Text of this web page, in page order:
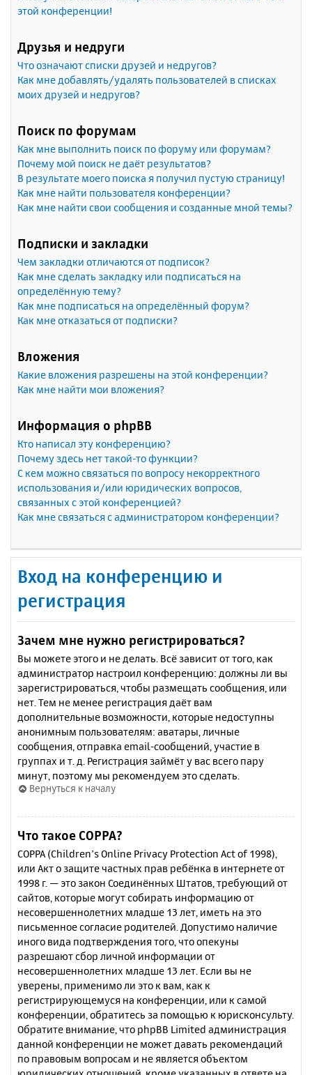
этой конференции!
Друзья и недруги
Что означают списки друзей и недругов?
Как мне добавлять/удалять пользователей в списках
моих друзей и недругов?
Поиск по форумам
Как мне выполнить поиск по форуму или форумам?
Почему мой поиск не даёт результатов?
В результате моего поиска я получил пустую страницу!
Как мне найти пользователя конференции?
Как мне найти свои сообщения и созданные мной темы?
Подписки и закладки
Чем закладки отличаются от подписок?
Как мне сделать закладку или подписаться на
определённую тему?
Как мне подписаться на определённый форум?
Как мне отказаться от подписки?
Вложения
Какие вложения разрешены на этой конференции?
Как мне найти мои вложения?
Информация о phpBB
Кто написал эту конференцию?
Почему здесь нет такой-то функции?
С кем можно связаться по вопросу некорректного
использования и/или юридических вопросов,
связанных с этой конференцией?
Как мне связаться с администратором конференции?
Вход на конференцию и
регистрация
Зачем мне нужно регистрироваться?
Вы можете этого и не делать. Всё зависит от того, как
администратор настроил конференцию: должны ли вы
зарегистрироваться, чтобы размещать сообщения, или
нет. Тем не менее регистрация даёт вам
дополнительные возможности, которые недоступны
анонимным пользователям: аватары, личные
сообщения, отправка email-сообщений, участие в
группах и т. д. Регистрация займёт у вас всего пару
минут, поэтому мы рекомендуем это сделать.
Вернуться к началу
Что такое COPPA?
COPPA (Children’s Online Privacy Protection Act of 1998),
или Акт о защите частных прав ребёнка в интернете от
1998 г. — это закон Соединённых Штатов, требующий от
сайтов, которые могут собирать информацию от
несовершеннолетних младше 13 лет, иметь на это
письменное согласие родителей. Допустимо наличие
иного вида подтверждения того, что опекуны
разрешают сбор личной информации от
несовершеннолетних младше 13 лет. Если вы не
уверены, применимо ли это к вам, как к
регистрирующемуся на конференции, или к самой
конференции, обратитесь за помощью к юрисконсульту.
Обратите внимание, что phpBB Limited администрация
данной конференции не может давать рекомендаций
по правовым вопросам и не является объектом